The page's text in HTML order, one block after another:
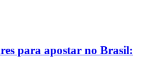
para apostar no Brasil: